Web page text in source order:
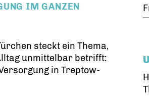
IM GANZEN
steckt ein Thema,
unmittelbar betrifft:
in Treptow-